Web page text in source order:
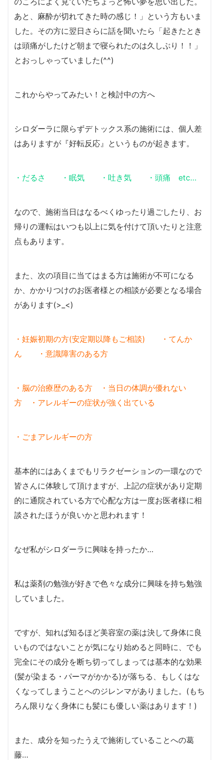
あと、麻酔が切れてきた時の感じ！」という方もいま
した。その方に翌日さらに話を聞いたら「起きたとき
は頭痛がしたけど朝まで寝られたのは久しぶり！！」
とおっしゃっていました(^^)
これからやってみたい！と検討中の方へ
シロダーラに限らずデトックス系の施術には、個人差
はありますが『好転反応』というものが起きます。
・だるさ ・眠気 ・吐き気 ・頭痛 etc…
なので、施術当日はなるべくゆったり過ごしたり、お
帰りの運転はいつも以上に気を付けて頂いたりと注意
点もあります。
また、次の項目に当てはまる方は施術が不可になる
か、かかりつけのお医者様との相談が必要となる場合
があります(>_<)
・妊娠初期の方(安定期以降もご相談) ・てんか
ん ・意識障害のある方
・脳の治療歴のある方 ・当日の体調が優れない
方 ・アレルギーの症状が強く出ている
・ごまアレルギーの方
基本的にはあくまでもリラクゼーションの一環なので
皆さんに体験して頂けますが、上記の症状があり定期
的に通院されている方で心配な方は一度お医者様に相
談されたほうが良いかと思われます！
なぜ私がシロダーラに興味を持ったか…
私は薬剤の勉強が好きで色々な成分に興味を持ち勉強
していました。
ですが、知れば知るほど美容室の薬は決して身体に良
いものではないことが気になり始めると同時に、でも
完全にその成分を断ち切ってしまっては基本的な効果
(髪が染まる・パーマがかかる)が落ちる、もしくはな
くなってしまうことへのジレンマがありました。(もち
ろん限りなく身体にも髪にも優しい薬はあります！)
また、成分を知ったうえで施術していることへの葛
藤…